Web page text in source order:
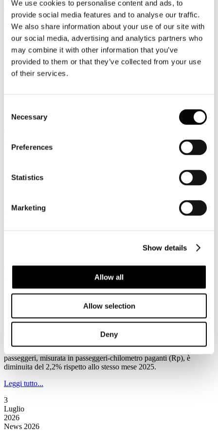
We use cookies to personalise content and ads, to
provide social media features and to analyse our traffic.
We also share information about your use of our site with
our social media, advertising and analytics partners who
may combine it with other information that you’ve
provided to them or that they’ve collected from your use
of their services.
Selection
Necessary
Preferences
Statistics
Marketing
Show details
Allow all
Allow selection
Deny
Leggi tutto...
2026
News 2026
Facile.it/Emg: cala la richiesta di finanziamenti per i viaggi
Luglio
Assocamp: il turismo itinerante un’alternativa sempre più allettante
Il turismo itinerante si consolida come una delle principali alternative
alla ricettività tradizionale. Secondo l’ultima indagine di Assocamp
profili di consumo per la stagione estiva 2026.
Leggi tutto...
Luglio
IATA: a maggio la domanda totale di trasporto aereo passeggeri è
diminuita del 2,2% rispetto allo stesso mese del 2025
Secondo la Iata a maggio la domanda totale di trasporto aereo
passeggeri, misurata in passeggeri-chilometro paganti (Rp), è
diminuita del 2,2% rispetto allo stesso mese 2025.
Leggi tutto...
3
Luglio
2026
News 2026